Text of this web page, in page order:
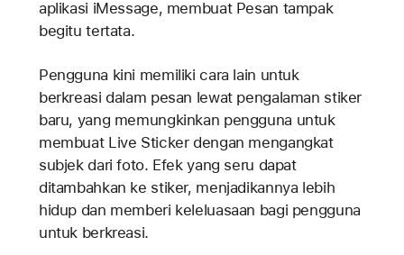
aplikasi iMessage, membuat Pesan tampak
begitu tertata.
Pengguna kini memiliki cara lain untuk
berkreasi dalam pesan lewat pengalaman stiker
baru, yang memungkinkan pengguna untuk
membuat Live Sticker dengan mengangkat
subjek dari foto. Efek yang seru dapat
ditambahkan ke stiker, menjadikannya lebih
hidup dan memberi keleluasaan bagi pengguna
untuk berkreasi.